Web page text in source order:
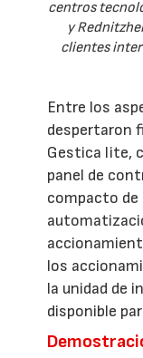
centros
y
clientes
Entre los
despertaron
Gestica lite,
panel de
compacto de
los
la unidad de
disponible